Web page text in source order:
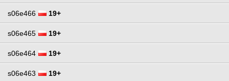
s06e466 19+
s06e465 19+
s06e464 19+
s06e463 19+